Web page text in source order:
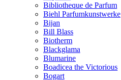
Bibliotheque de Parfum
Biehl Parfumkunstwerke
Bijan
Bill Blass
Biotherm
Blackglama
Blumarine
Boadicea the Victorious
Bogart